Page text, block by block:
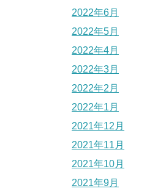
2022年6月
2022年5月
2022年4月
2022年3月
2022年2月
2022年1月
2021年12月
2021年11月
2021年10月
2021年9月